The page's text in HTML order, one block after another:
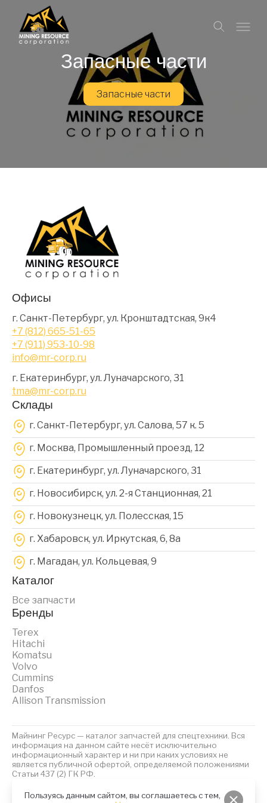
Пользуясь данным сайтом, вы соглашаетесь с тем,
Запасные части
Запасные части
Офисы
г. Санкт-Петербург, ул. Кронштадтская, 9к4
+7 (812) 665-51-65
+7 (911) 953-10-98
info@mr-corp.ru
г. Екатеринбург, ул. Луначарского, 31
tma@mr-corp.ru
Склады
г. Санкт-Петербург, ул. Салова, 57 к. 5
г. Москва, Промышленный проезд, 12
г. Екатеринбург, ул. Луначарского, 31
г. Новосибирск, ул. 2-я Станционная, 21
г. Новокузнецк, ул. Полесская, 15
г. Хабаровск, ул. Иркутская, 6, 8a
г. Магадан, ул. Кольцевая, 9
Каталог
Все запчасти
Бренды
Terex
Hitachi
Komatsu
Volvo
Cummins
Danfos
Allison Transmission
Майнинг Ресурс — каталог запчастей для спецтехники. Вся
информация на данном сайте несёт исключительно
информационный характер и ни при каких условиях не
является публичной офертой, определяемой положениями
Статьи 437 (2) ГК РФ.
Политика обработки персональных данныхФайлы Cookies